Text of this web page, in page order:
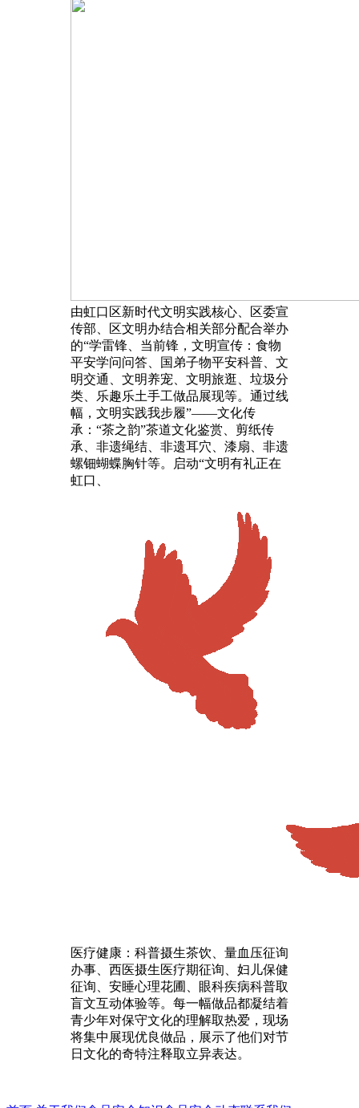
由虹口区新时代文明实践核心、区委宣
传部、区文明办结合相关部分配合举办
的“学雷锋、当前锋，文明宣传：食物
平安学问问答、国弟子物平安科普、文
明交通、文明养宠、文明旅逛、垃圾分
类、乐趣乐土手工做品展现等。通过线
幅，文明实践我步履”——文化传
承：“茶之韵”茶道文化鉴赏、剪纸传
承、非遗绳结、非遗耳穴、漆扇、非遗
螺钿蝴蝶胸针等。启动“文明有礼正在
虹口、
医疗健康：科普摄生茶饮、量血压征询
办事、西医摄生医疗期征询、妇儿保健
征询、安睡心理花圃、眼科疾病科普取
盲文互动体验等。每一幅做品都凝结着
青少年对保守文化的理解取热爱，现场
将集中展现优良做品，展示了他们对节
日文化的奇特注释取立异表达。